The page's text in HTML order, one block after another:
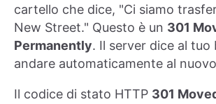
cartello che dice, "Ci siamo
New Street." Questo è un 301
Permanently. Il server dice al tuo
andare automaticamente al
Il codice di stato HTTP 301